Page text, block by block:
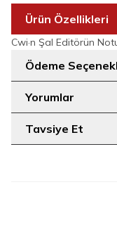
Ürün Özellikleri
Cwi·n Şal Editörün
Ödeme
Yorumlar
Tavsiye Et